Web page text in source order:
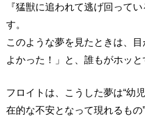
『猛獣に追われて逃げ回って
す。
このような夢を見たときは、
よかった！」と、誰もがホッと
フロイトは、こうした夢は“幼
在的な不安となって現れるもの